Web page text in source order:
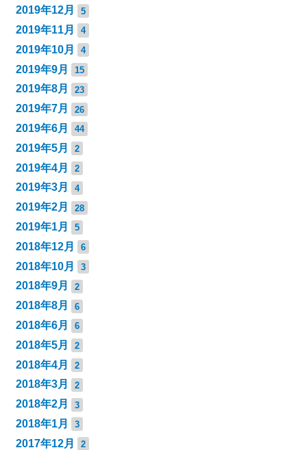
2019年12月 5
2019年11月 4
2019年10月 4
2019年9月 15
2019年8月 23
2019年7月 26
2019年6月 44
2019年5月 2
2019年4月 2
2019年3月 4
2019年2月 28
2019年1月 5
2018年12月 6
2018年10月 3
2018年9月 2
2018年8月 6
2018年6月 6
2018年5月 2
2018年4月 2
2018年3月 2
2018年2月 3
2018年1月 3
2017年12月 2